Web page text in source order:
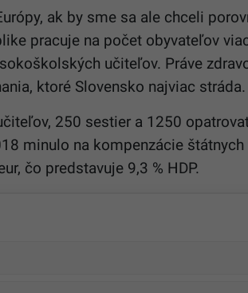
ak by sme sa ale chceli
pracuje na počet obyvateľov
učiteľov. Práve
ktoré Slovensko najviac stráda.
250 sestier a 1250
minulo na kompenzácie štátnych
čo predstavuje 9,3 % HDP.